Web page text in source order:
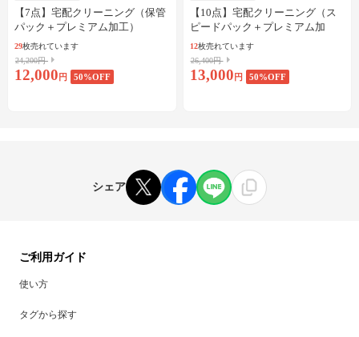
【7点】宅配クリーニング（保管
パック＋プレミアム加工）
29枚売れています
24,200円
12,000 円 50%OFF
【10点】宅配クリーニング（ス
ピードパック＋プレミアム加
工）
12枚売れています
26,400円
13,000 円 50%OFF
シェア
ご利用ガイド
使い方
タグから探す